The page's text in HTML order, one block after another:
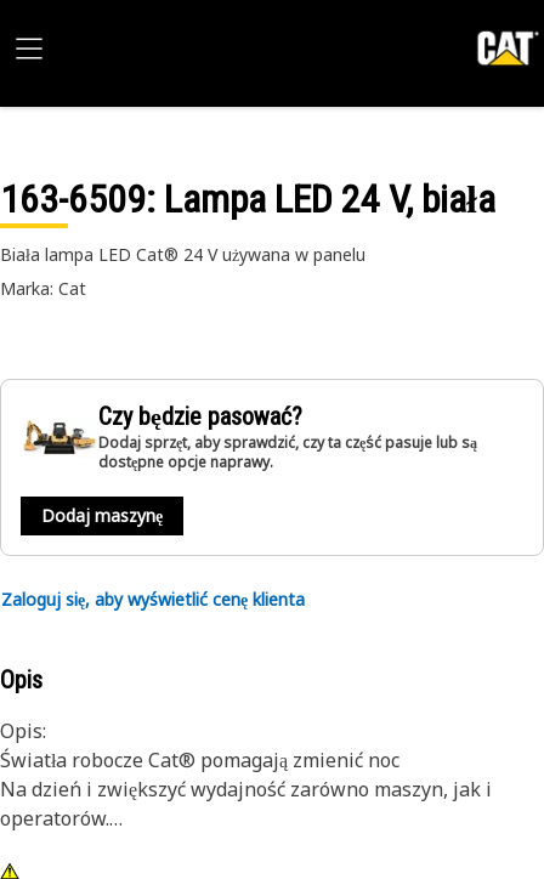
163-6509: Lampa LED 24 V, biała
Biała lampa LED Cat® 24 V używana w panelu
Marka: Cat
Czy będzie pasować?
Dodaj sprzęt, aby sprawdzić, czy ta część pasuje lub są
dostępne opcje naprawy.
Dodaj maszynę
Zaloguj się, aby wyświetlić cenę klienta
Opis
Opis:
Światła robocze Cat® pomagają zmienić noc
Na dzień i zwiększyć wydajność zarówno maszyn, jak i
operatorów.